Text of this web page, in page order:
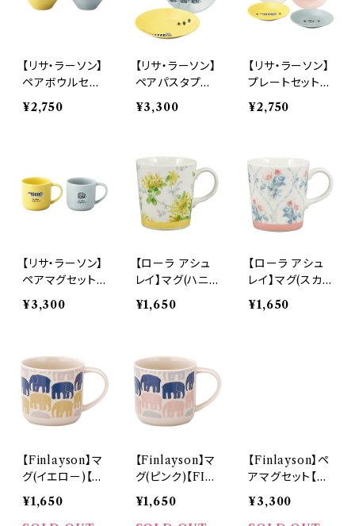
【リサ・ラーソン】
ペアボウルセッ
ト【stroll(ストロ
ール)】
¥2,750
【リサ・ラーソン】
ペアパスタプレ
ートセット【stro
ll(ストロール)】
¥3,300
【リサ・ラーソン】
プレートセット【s
troll(ストロー
ル)】
¥2,750
【リサ・ラーソン】
ペアマグセット
ール)】
¥3,300
【ローラ アシュ
レイ】マグ(ハニ
ーサックルトレイ
ル)【LA80】
¥1,650
【ローラ アシュ
レイ】マグ(スカ
ボローフェア)【L
A80】
¥1,650
【Finlayson】マ
グ(イエロー)【FI
N100】
¥1,650
【Finlayson】マ
グ(ピンク)【FIN
100】
¥1,650
【Finlayson】ペ
アマグセット【FI
N100】
¥3,300